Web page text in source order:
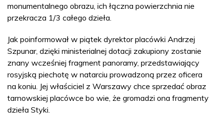
monumentalnego obrazu, ich łączna powierzchnia nie
przekracza 1/3 całego dzieła.
Jak poinformował w piątek dyrektor placówki Andrzej
Szpunar, dzięki ministerialnej dotacji zakupiony zostanie
znany wcześniej fragment panoramy, przedstawiający
rosyjską piechotę w natarciu prowadzoną przez oficera
na koniu. Jej właściciel z Warszawy chce sprzedać obraz
tarnowskiej placówce bo wie, że gromadzi ona fragmenty
dzieła Styki.